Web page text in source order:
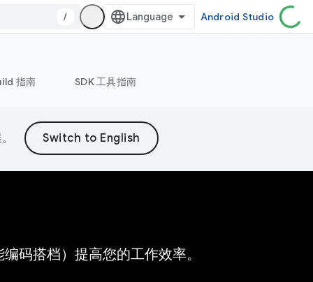
/ Android Studio
指南 SDK 工具指南
码搭档）提高您的工作效率。